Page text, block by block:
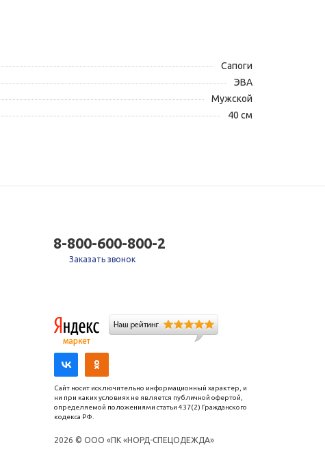
Сапоги
ЭВА
Мужской
40 см
8-800-600-800-2
Заказать звонок
Сайт носит исключительно информационный характер, и
ни при каких условиях не является публичной офертой,
определяемой положениями статьи 437(2) Гражданского
кодекса РФ.
2026 © ООО «ПК «НОРД-СПЕЦОДЕЖДА»